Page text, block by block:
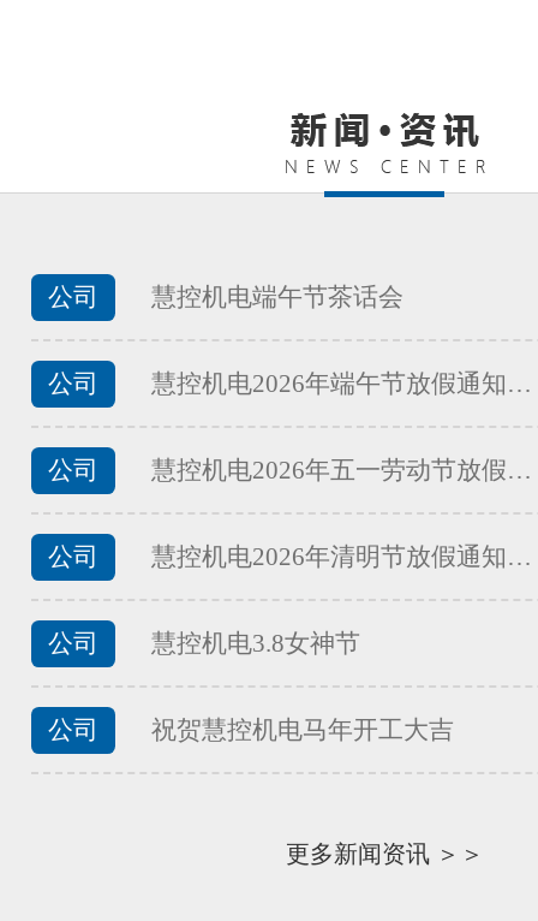
...
...
...
公司 慧控机电端午节茶话会
公司 慧控机电2026年端午节放假通知…
公司 慧控机电2026年五一劳动节放假…
公司 慧控机电2026年清明节放假通知…
公司 慧控机电3.8女神节
公司 祝贺慧控机电马年开工大吉
更多新闻资讯 ＞＞